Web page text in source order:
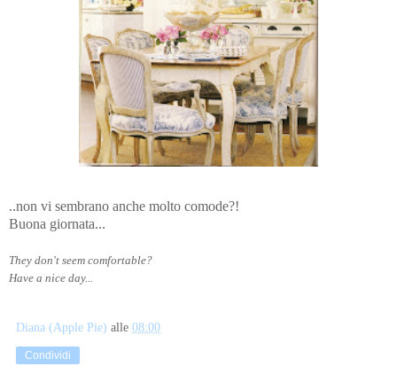
..non vi sembrano anche molto comode?!
Buona giornata...
They don't seem comfortable?
Have a nice day...
Diana (Apple Pie) alle 08:00
Condividi